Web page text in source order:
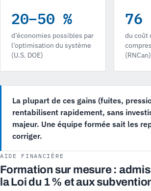
20–50 %
d’économies possibles par
l’optimisation du système
(U.S. DOE)
76
du coût
(RNCan)
La plupart de ces gains (fuites,
rentabilisent rapidement, sans
majeur. Une équipe formée sait les
corriger.
AIDE FINANCIÈRE
Formation sur mesure :
la Loi du 1 % et aux